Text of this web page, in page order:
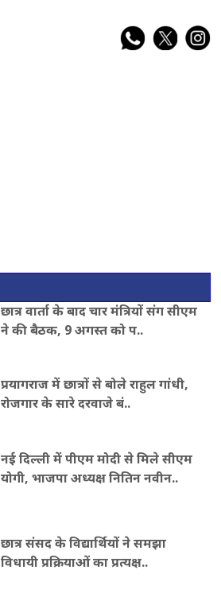
छात्र वार्ता के बाद चार मंत्रियों संग सीएम
ने की बैठक, 9 अगस्त को प..
प्रयागराज में छात्रों से बोले राहुल गांधी,
रोजगार के सारे दरवाजे बं..
नई दिल्ली में पीएम मोदी से मिले सीएम
योगी, भाजपा अध्यक्ष नितिन नवीन..
छात्र संसद के विद्यार्थियों ने समझा
विधायी प्रक्रियाओं का प्रत्यक्ष..